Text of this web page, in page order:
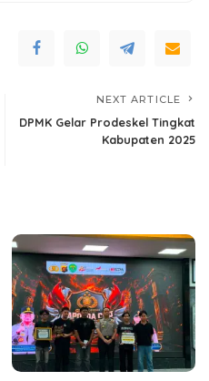
NEXT ARTICLE
DPMK Gelar Prodeskel Tingkat
Kabupaten 2025